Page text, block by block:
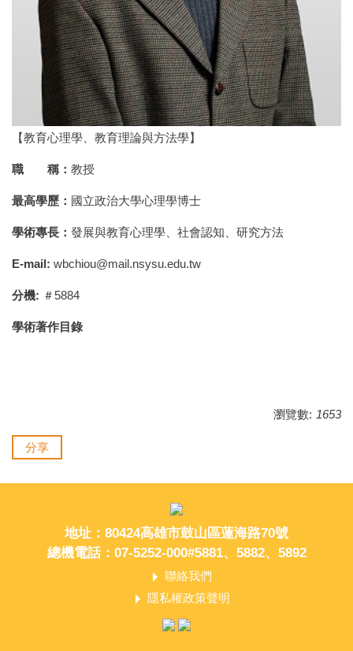
【教育心理學、教育理論與方法學】
職 稱： 教授
最高學歷： 國立政治大學心理學博士
學術專長： 發展與教育心理學、社會認知、研究方法
E-mail: wbchiou@mail.nsysu.edu.tw
分機: ＃5884
學術著作目錄
瀏覽數: 1653
分享
地址：80424高雄市鼓山區蓮海路70號
總機電話：07-5252-000#5881、5882、5892
聯絡我們
隱私權政策聲明